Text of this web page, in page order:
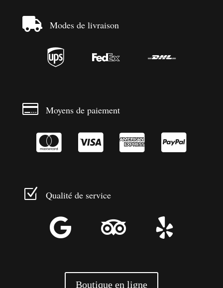
 Modes de livraison
  
 Moyens de paiement
   
Z Qualité de service
  
Boutique en ligne